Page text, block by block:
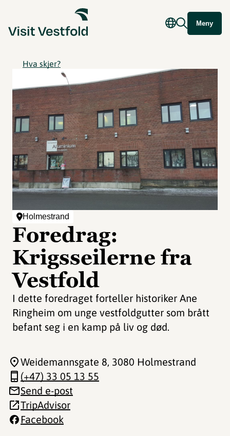
Meny
Hva skjer?
Holmestrand
Foredrag:
Krigsseilerne fra
Vestfold
I dette foredraget forteller historiker Ane
Ringheim om unge vestfoldgutter som brått
befant seg i en kamp på liv og død.
Weidemannsgate 8, 3080 Holmestrand
(+47) 33 05 13 55
Send e-post
TripAdvisor
Facebook